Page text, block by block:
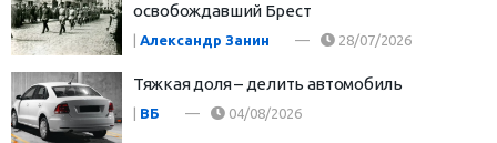
освобождавший Брест
Александр Занин 28/07/2026
Тяжкая доля – делить автомобиль
| ВБ 04/08/2026